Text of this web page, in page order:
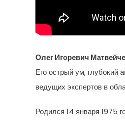
Олег Игоревич
Его острый ум, глубокий
ведущих экспертов в
Родился 14 января 1975